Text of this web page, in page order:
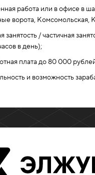
работа или в офисе в
ворота, Комсомольская,
занятость / частичная
в день);
плата до 80 000
и возможность